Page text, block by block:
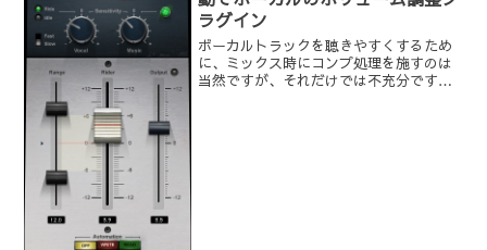
ラグイン
ボーカルトラックを聴きやすくするため
に、ミックス時にコンプ処理を施すのは
当然ですが、それだけでは不充分です。